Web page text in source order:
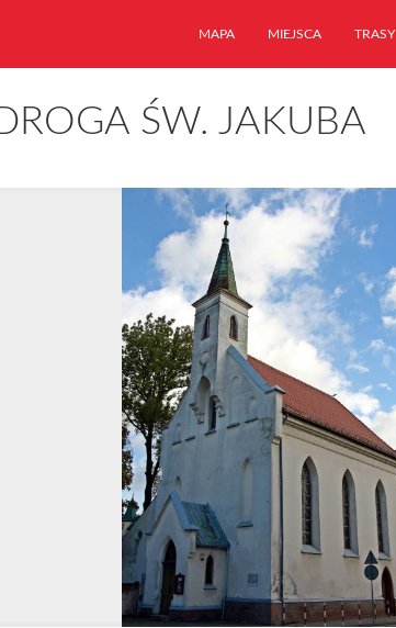
MAPA MIEJSCA TRASY
ŚW. JAKUBA